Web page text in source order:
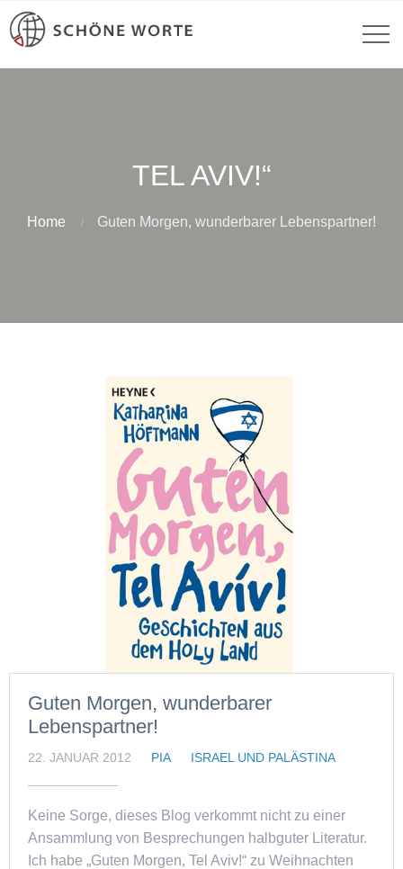
TEL AVIV!“
Home Guten Morgen, wunderbarer Lebenspartner!
Guten Morgen, wunderbarer
Lebenspartner!
22. JANUAR 2012 PIA ISRAEL UND PALÄSTINA
Keine Sorge, dieses Blog verkommt nicht zu einer
Ansammlung von Besprechungen halbguter Literatur.
Ich habe „Guten Morgen, Tel Aviv!“ zu Weihnachten